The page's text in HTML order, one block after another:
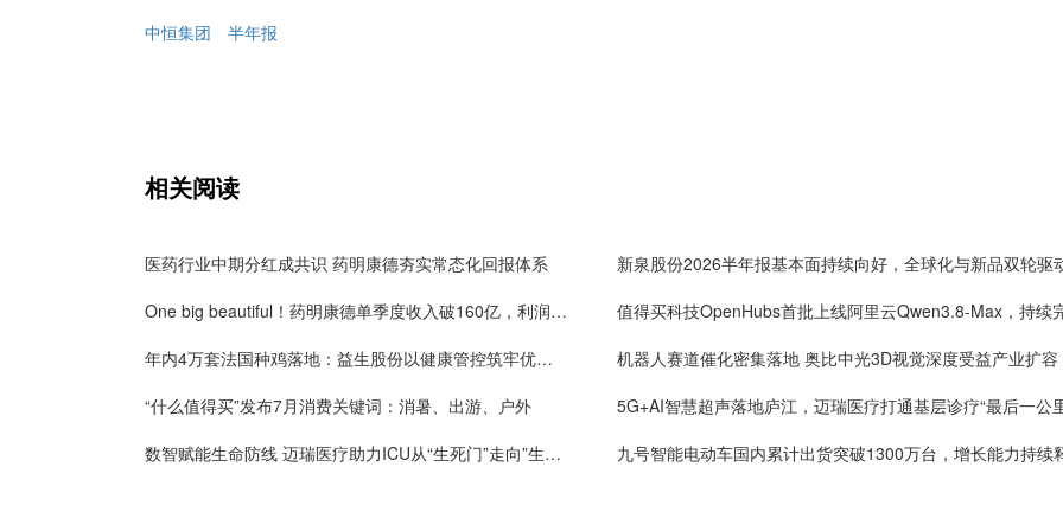
中恒集团 半年报
相关阅读
医药行业中期分红成共识 药明康德夯实常态化回报体系
新泉股份2026半年报基本面持续向好，全球化与新品双轮驱
One big beautiful！药明康德单季度收入破160亿，利润率首超40%
年内4万套法国种鸡落地：益生股份以健康管控筑牢优质种源竞争壁垒
机器人赛道催化密集落地 奥比中光3D视觉深度受益产业扩容
“什么值得买”发布7月消费关键词：消暑、出游、户外
5G+AI智慧超声落地庐江，迈瑞医疗打通基层诊疗“最后一公
数智赋能生命防线 迈瑞医疗助力ICU从“生死门”走向”生命中枢”
九号智能电动车国内累计出货突破1300万台，增长能力持续